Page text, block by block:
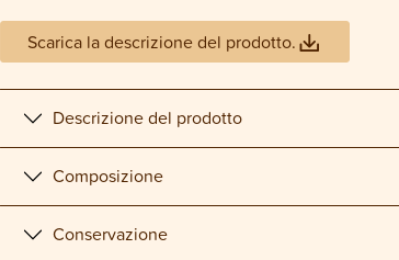
Scarica la descrizione del prodotto.
Descrizione del prodotto
Composizione
Conservazione